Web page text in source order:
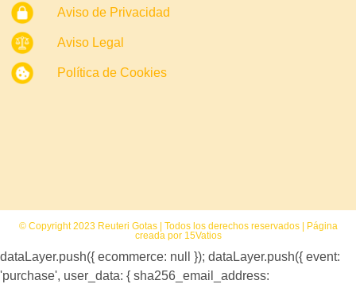
Aviso de Privacidad
Aviso Legal
Política de Cookies
© Copyright 2023 Reuteri Gotas | Todos los derechos reservados | Página
creada por 15Vatios
dataLayer.push({ ecommerce: null }); dataLayer.push({ event:
'purchase', user_data: { sha256_email_address: